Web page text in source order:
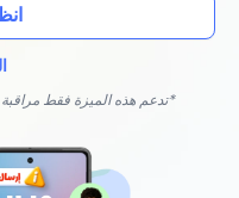
*تدعم هذه الميزة فقط مراقبة